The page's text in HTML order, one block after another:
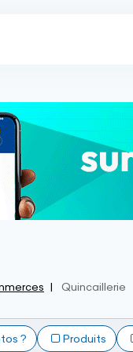
Quincaillerie
? Produits